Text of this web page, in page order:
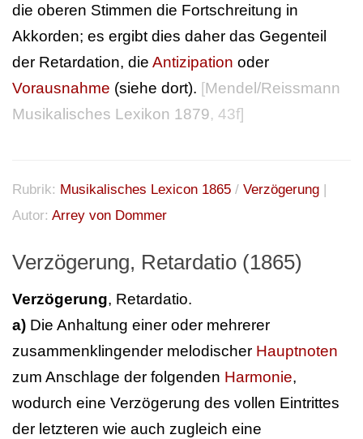
die oberen Stimmen die Fortschreitung in
Akkorden; es ergibt dies daher das Gegenteil
der Retardation, die Antizipation oder
Vorausnahme (siehe dort). [Mendel/Reissmann
Musikalisches Lexikon 1879, 43f]
Rubrik: Musikalisches Lexicon 1865 / Verzögerung
Autor: Arrey von Dommer
Verzögerung, Retardatio (1865)
Verzögerung, Retardatio.
a) Die Anhaltung einer oder mehrerer
zusammenklingender melodischer Hauptnoten
zum Anschlage der folgenden Harmonie,
wodurch eine Verzögerung des vollen Eintrittes
der letzteren wie auch zugleich eine